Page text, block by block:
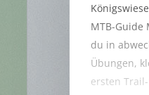
Hit
MTB-Guide
du in
Übungen,
ersten